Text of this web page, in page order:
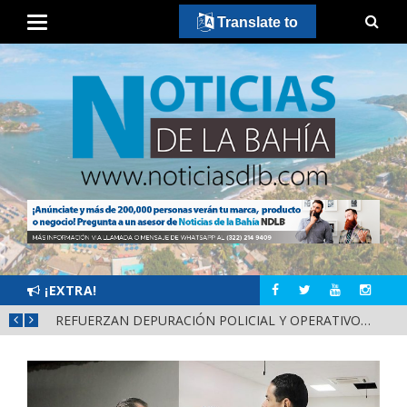
¡EXTRA!
REFUERZAN DEPURACIÓN POLICIAL Y OPERATIVOS EN FRONTERAS DE NAYARIT
Translate to